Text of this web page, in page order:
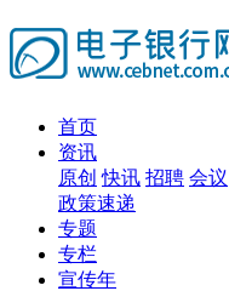
首页
资讯
原创 快讯 招聘 会议
政策速递
专题
专栏
宣传年